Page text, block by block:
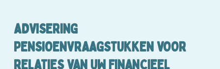
ADVISERING
PENSIOENVRAAGSTUKKEN VOOR
RELATIES VAN UW FINANCIEEL